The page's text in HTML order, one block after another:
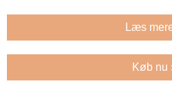
Læs
Køb nu